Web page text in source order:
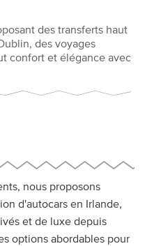
des transferts haut
des voyages
confort et élégance avec
nous proposons
d'autocars en Irlande,
et de luxe depuis
options abordables pour